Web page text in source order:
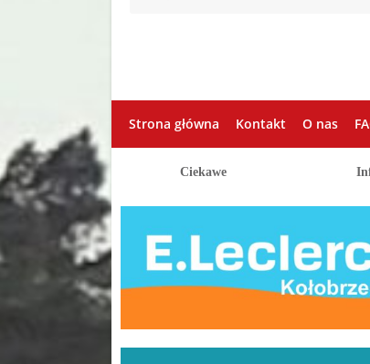
Strona główna Kontakt O nas
Ciekawe